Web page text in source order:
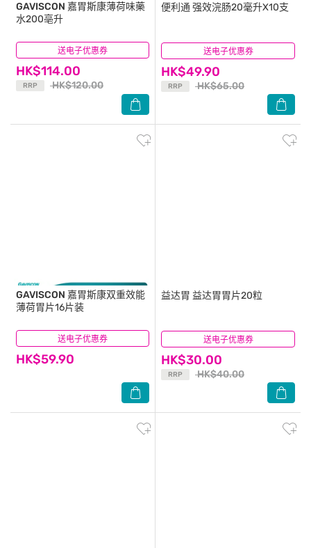
送电子优惠券
GAVISCON 嘉胃斯康薄荷味藥
水200亳升
HK$114.00
RRP HK$120.00
(3) 送电子优惠券
便利通 强效浣肠20毫升X10支
HK$49.90
RRP HK$65.00
(18)
送电子优惠券
GAVISCON 嘉胃斯康双重效能
薄荷胃片16片装
HK$59.90
(22) 送电子优惠券
益达胃 益达胃胃片20粒
HK$30.00
RRP HK$40.00
(16)